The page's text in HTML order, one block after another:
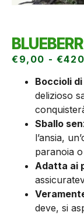
€ 9,00 - €
Boccioli
delizioso
Sballo
l’ansia,
paranoia
Adatta ai
deve, si